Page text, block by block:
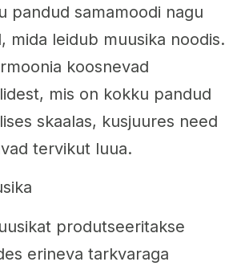
pandud samamoodi nagu
mida leidub muusika noodis.
koosnevad
mis on kokku pandud
skaalas, kusjuures need
tervikut luua.
produtseeritakse
erineva tarkvaraga